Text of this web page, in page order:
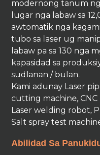
modernong tanum
lugar nga labaw sa
awtomatik nga
tubo sa laser ug
labaw pa sa 130 nga
kapasidad sa
sudlanan / bulan.
Kami adunay Laser
cutting machine,
Laser welding robot,
Salt spray test
Abilidad Sa